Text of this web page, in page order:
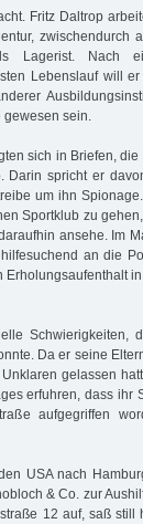
Fritz Daltrop
zwischendurch
Lagerist. Nach
Lebenslauf will
sein.
sich in Briefen,
Darin spricht er
um ihn
Sportklub zu
ansehe. Im
an die
Schwierigkeiten,
Da er seine
gelassen
erfuhren, dass ihr
aufgegriffen
USA nach
& Co. zur
12 auf, saß still